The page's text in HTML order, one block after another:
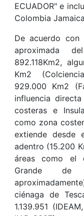
ECUADOR" e
Colombia
De acuerdo con
aproximada
892.118Km2,
Km2
929.000 Km2
influencia
costeras e
como zona
extiende desde
adentro (15.200
áreas como el
Grande de
ciénaga de
1.139.951